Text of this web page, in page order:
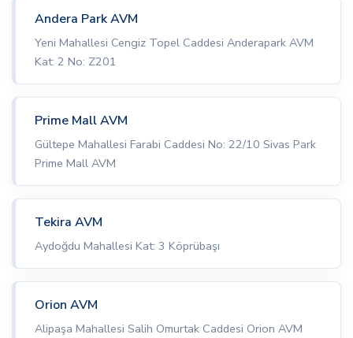
Andera Park AVM
Yeni Mahallesi Cengiz Topel Caddesi Anderapark AVM
Kat: 2 No: Z201
Prime Mall AVM
Gültepe Mahallesi Farabi Caddesi No: 22/10 Sivas Park
Prime Mall AVM
Tekira AVM
Aydoğdu Mahallesi Kat: 3 Köprübaşı
Orion AVM
Alipaşa Mahallesi Salih Omurtak Caddesi Orion AVM